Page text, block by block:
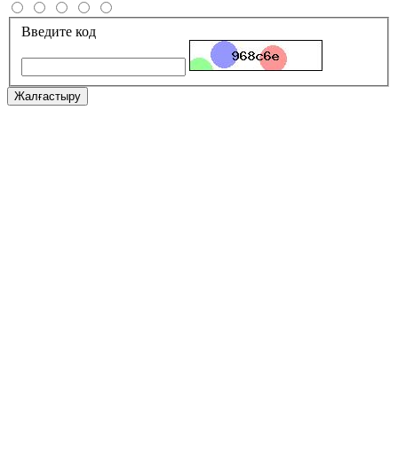
Введите код
Жалғастыру